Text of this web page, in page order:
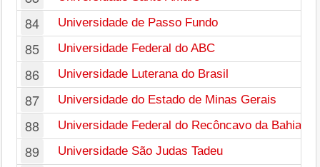
84 Universidade de Passo Fundo
85 Universidade Federal do ABC
86 Universidade Luterana do Brasil
87 Universidade do Estado de Minas Gerais
88 Universidade Federal do Recôncavo da Bahia
89 Universidade São Judas Tadeu